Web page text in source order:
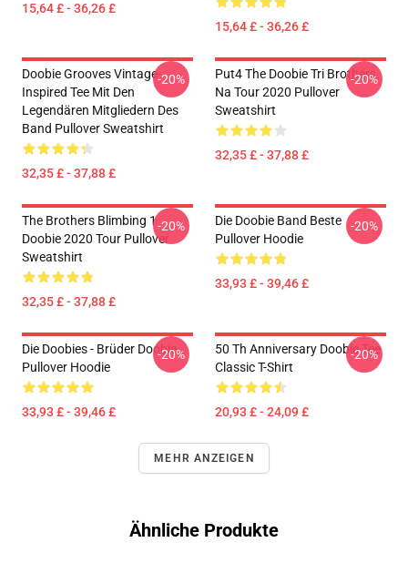
15,64 £ - 36,26 £
15,64 £ - 36,26 £
Doobie Grooves Vintage-
Inspired Tee Mit Den
Legendären Mitgliedern Des
Band Pullover Sweatshirt
32,35 £ - 37,88 £
-20%
Put4 The Doobie Tri Brothers
Na Tour 2020 Pullover
Sweatshirt
32,35 £ - 37,88 £
-20%
The Brothers Blimbing 1
Doobie 2020 Tour Pullover
Sweatshirt
32,35 £ - 37,88 £
-20%
Die Doobie Band Beste
Pullover Hoodie
33,93 £ - 39,46 £
-20%
Die Doobies - Brüder Doobie
Pullover Hoodie
33,93 £ - 39,46 £
-20%
50 Th Anniversary Doobie Tee
Classic T-Shirt
20,93 £ - 24,09 £
-20%
MEHR ANZEIGEN
Ähnliche Produkte